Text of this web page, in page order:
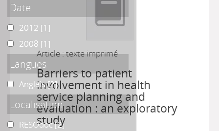
Article : texte imprimé
Barriers to patient
involvement in health
service planning and
evaluation : an exploratory
study
Date
20122012 [1]
20082008 [1]
Langues
Anglais
Anglais[2]
Localisation
RESOdoc
RESOdoc[2]